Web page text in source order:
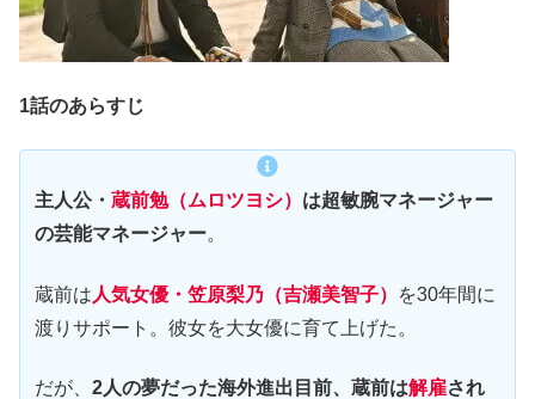
1話のあらすじ
主人公・ 蔵前勉（ムロツヨシ） は超敏腕マネージャー
の芸能マネージャー。
蔵前は 人気女優・笠原梨乃（吉瀬美智子）
を30年間に
渡りサポート。彼女を大女優に育て上げた。
だが、 2人の夢だった海外進出目前、蔵前は解雇され